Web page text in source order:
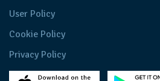
User Policy
Cookie Policy
Privacy Policy